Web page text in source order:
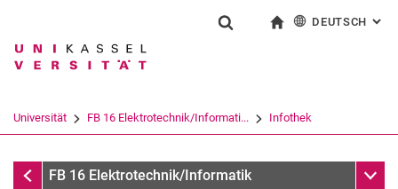
Springe direkt zu: Inhalt
Springe direkt zu: Suche
Springe direkt zu:
Suchbegriff
Suchen (öffnet externen Link in einem
DEUTSCH :
Universität FB 16 Elektrotechnik/Informati... Infothek
InfothekFB 16 Elektrotechnik/Informatik